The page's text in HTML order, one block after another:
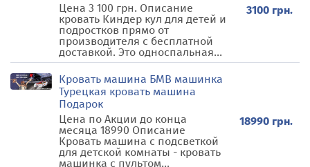
Цена 3 100 грн. Описание
кровать Киндер кул для детей и
подростков прямо от
производителя с бесплатной
доставкой. Это односпальная...
3100 грн.
Кровать машина БМВ машинка
Турецкая кровать машина
Подарок
Цена по Акции до конца
месяца 18990 Описание
Кровать машина с подсветкой
для детской комнаты - кровать
машинка с пультом...
18990 грн.